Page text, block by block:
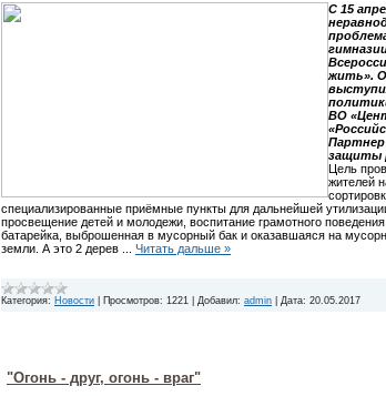
С 15
жить».
ВО
Партнер
защиты
Цель
жителей
специализированные приёмные пункты для дальнейшей
просвещение детей и молодежи, воспитание грамотного
батарейка, выброшенная в мусорный бак и оказавшаяся на
земли. А это 2 дерев
Читать дальше »
Категория: Новости Просмотров: 1221 Добавил: admin Дата: 20.05.2017
"Огонь - друг, огонь - враг"